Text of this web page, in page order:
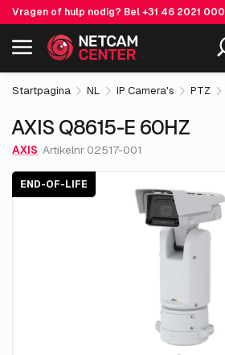
Vragen of hulp nodig? Bel+31 46 2021 000
Inclusief EOL-producten
AXIS Q8615-E 60HZ
Startpagina NL IP Camera's PTZ
AXIS Q8615-E 60HZ
AXIS Artikelnr 02517-001
END-OF-LIFE